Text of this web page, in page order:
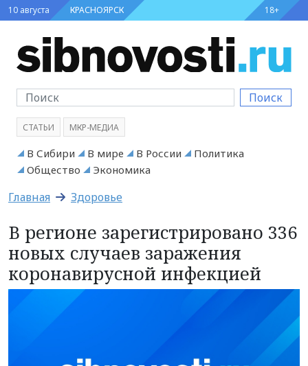
10 августа КРАСНОЯРСК 18+
Поиск
СТАТЬИ МКР-МЕДИА
В Сибири В мире В России
Политика
Общество
Экономика
Главная Здоровье
В регионе зарегистрировано 336
новых случаев заражения
коронавирусной инфекцией